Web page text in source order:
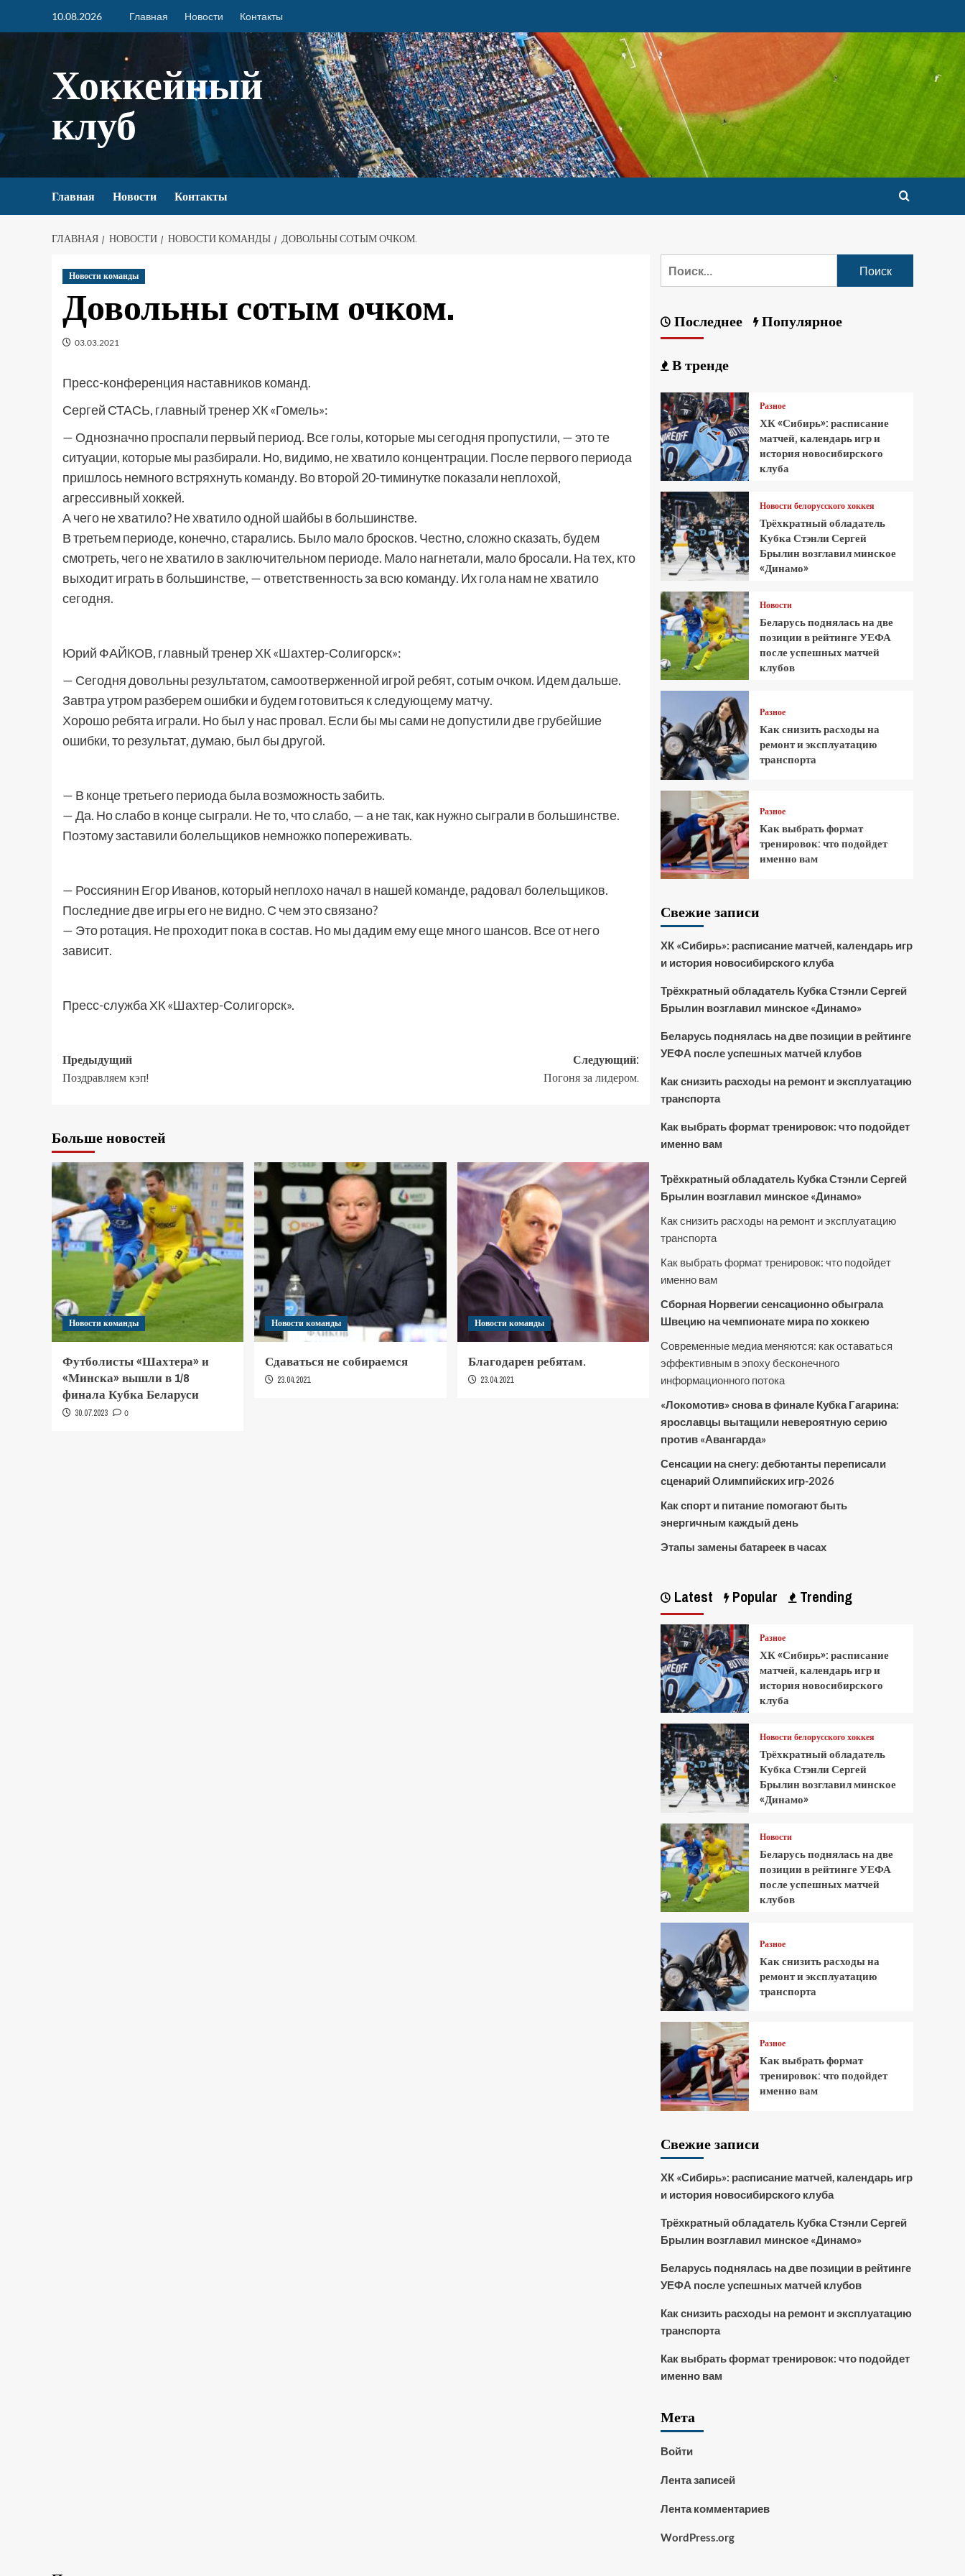
10.08.2026 Главная Новости Контакты
Хоккейный
клуб
Главная Новости Контакты
ГЛАВНАЯ НОВОСТИ НОВОСТИ КОМАНДЫ ДОВОЛЬНЫ СОТЫМ ОЧКОМ.
Новости команды
Довольны сотым очком.
03.03.2021
Пресс-конференция наставников команд.
Сергей СТАСЬ, главный тренер ХК «Гомель»:
— Однозначно проспали первый период. Все голы, которые мы сегодня пропустили, — это те
ситуации, которые мы разбирали. Но, видимо, не хватило концентрации. После первого периода
пришлось немного встряхнуть команду. Во второй 20-тиминутке показали неплохой,
агрессивный хоккей.
А чего не хватило? Не хватило одной шайбы в большинстве.
В третьем периоде, конечно, старались. Было мало бросков. Честно, сложно сказать, будем
смотреть, чего не хватило в заключительном периоде. Мало нагнетали, мало бросали. На тех, кто
выходит играть в большинстве, — ответственность за всю команду. Их гола нам не хватило
сегодня.
Юрий ФАЙКОВ, главный тренер ХК «Шахтер-Солигорск»:
— Сегодня довольны результатом, самоотверженной игрой ребят, сотым очком. Идем дальше.
Завтра утром разберем ошибки и будем готовиться к следующему матчу.
Хорошо ребята играли. Но был у нас провал. Если бы мы сами не допустили две грубейшие
ошибки, то результат, думаю, был бы другой.
— В конце третьего периода была возможность забить.
— Да. Но слабо в конце сыграли. Не то, что слабо, — а не так, как нужно сыграли в большинстве.
Поэтому заставили болельщиков немножко попереживать.
— Россиянин Егор Иванов, который неплохо начал в нашей команде, радовал болельщиков.
Последние две игры его не видно. С чем это связано?
— Это ротация. Не проходит пока в состав. Но мы дадим ему еще много шансов. Все от него
зависит.
Пресс-служба ХК «Шахтер-Солигорск».
Предыдущий
Поздравляем кэп!
Следующий:
Погоня за лидером.
Больше новостей
Новости команды
Футболисты «Шахтера» и
«Минска» вышли в 1/8
финала Кубка Беларуси
30.07.2023 0
Новости команды
Сдаваться не собираемся
23.04.2021
Новости команды
Благодарен ребятам.
23.04.2021
Последнее Популярное
В тренде
Разное
ХК «Сибирь»: расписание
матчей, календарь игр и
история новосибирского
клуба
Новости белорусского хоккея
Трёхкратный обладатель
Кубка Стэнли Сергей
Брылин возглавил минское
«Динамо»
Новости
Беларусь поднялась на две
позиции в рейтинге УЕФА
после успешных матчей
клубов
Разное
Как снизить расходы на
ремонт и эксплуатацию
транспорта
Разное
Как выбрать формат
тренировок: что подойдет
именно вам
Свежие записи
ХК «Сибирь»: расписание матчей, календарь игр
и история новосибирского клуба
Трёхкратный обладатель Кубка Стэнли Сергей
Брылин возглавил минское «Динамо»
Беларусь поднялась на две позиции в рейтинге
УЕФА после успешных матчей клубов
Как снизить расходы на ремонт и эксплуатацию
транспорта
Как выбрать формат тренировок: что подойдет
именно вам
Трёхкратный обладатель Кубка Стэнли Сергей
Брылин возглавил минское «Динамо»
Как снизить расходы на ремонт и эксплуатацию
транспорта
Как выбрать формат тренировок: что подойдет
именно вам
Сборная Норвегии сенсационно обыграла
Швецию на чемпионате мира по хоккею
Современные медиа меняются: как оставаться
эффективным в эпоху бесконечного
информационного потока
«Локомотив» снова в финале Кубка Гагарина:
ярославцы вытащили невероятную серию
против «Авангарда»
Сенсации на снегу: дебютанты переписали
сценарий Олимпийских игр-2026
Как спорт и питание помогают быть
энергичным каждый день
Этапы замены батареек в часах
Latest Popular Trending
Разное
ХК «Сибирь»: расписание
матчей, календарь игр и
история новосибирского
клуба
Новости белорусского хоккея
Трёхкратный обладатель
Кубка Стэнли Сергей
Брылин возглавил минское
«Динамо»
Новости
Беларусь поднялась на две
позиции в рейтинге УЕФА
после успешных матчей
клубов
Разное
Как снизить расходы на
ремонт и эксплуатацию
транспорта
Разное
Как выбрать формат
тренировок: что подойдет
именно вам
Свежие записи
ХК «Сибирь»: расписание матчей, календарь игр
и история новосибирского клуба
Трёхкратный обладатель Кубка Стэнли Сергей
Брылин возглавил минское «Динамо»
Беларусь поднялась на две позиции в рейтинге
УЕФА после успешных матчей клубов
Как снизить расходы на ремонт и эксплуатацию
транспорта
Как выбрать формат тренировок: что подойдет
именно вам
Мета
Войти
Лента записей
Лента комментариев
WordPress.org